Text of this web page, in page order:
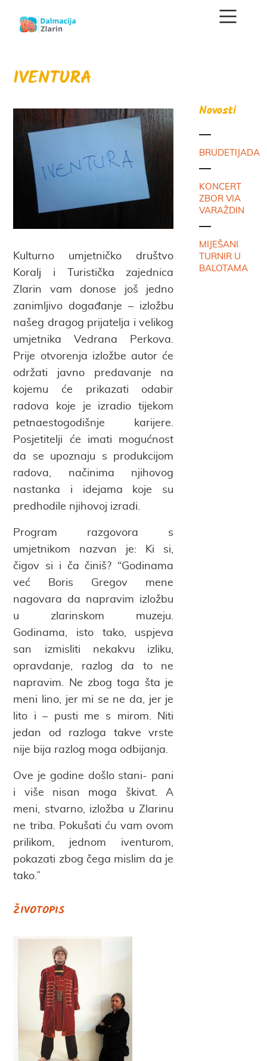
IVENTURA
Kulturno umjetničko društvo
Koralj i Turistička zajednica
Zlarin vam donose još jedno
zanimljivo događanje – izložbu
našeg dragog prijatelja i velikog
umjetnika Vedrana Perkova.
Prije otvorenja izložbe autor će
održati javno predavanje na
kojemu će prikazati odabir
radova koje je izradio tijekom
petnaestogodišnje karijere.
Posjetitelji će imati mogućnost
da se upoznaju s produkcijom
radova, načinima njihovog
nastanka i idejama koje su
predhodile njihovoj izradi.
Program razgovora s
umjetnikom nazvan je: Ki si,
čigov si i ča činiš? “Godinama
već Boris Gregov mene
nagovara da napravim izložbu
u zlarinskom muzeju.
Godinama, isto tako, uspjeva
san izmisliti nekakvu izliku,
opravdanje, razlog da to ne
napravim. Ne zbog toga šta je
meni lino, jer mi se ne da, jer je
lito i – pusti me s mirom. Niti
jedan od razloga takve vrste
nije bija razlog moga odbijanja.
Ove je godine došlo stani- pani
i više nisan moga škivat. A
meni, stvarno, izložba u Zlarinu
ne triba. Pokušati ću vam ovom
prilikom, jednom iventurom,
pokazati zbog čega mislim da je
tako.”
ŽIVOTOPIS
Novosti
BRUDETIJADA
KONCERT
ZBOR VIA
VARAŽDIN
MIJEŠANI
TURNIR U
BALOTAMA